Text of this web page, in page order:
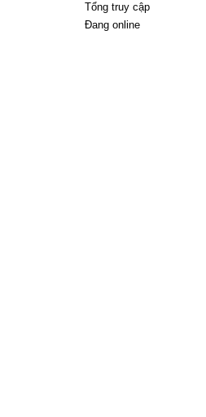
Tổng truy cập
Đang online